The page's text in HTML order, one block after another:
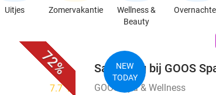
Uitjes Zomervakantie
Wellness &
Beauty
72%
7.7star
NEW
TODAY
Saunadag bij GOOS
GOOS Spa & Wellness